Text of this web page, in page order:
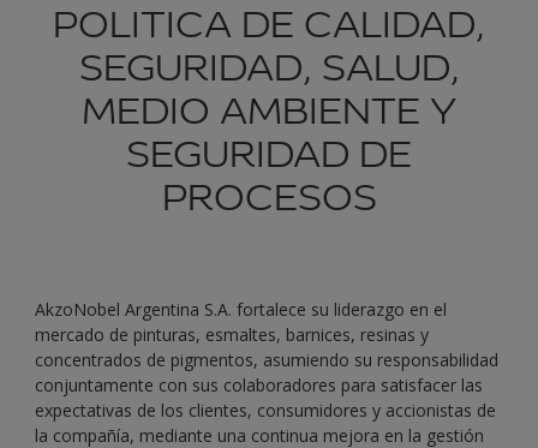
POLITICA DE CALIDAD,
SEGURIDAD, SALUD,
MEDIO AMBIENTE Y
SEGURIDAD DE
PROCESOS
AkzoNobel Argentina S.A. fortalece su liderazgo en el
mercado de pinturas, esmaltes, barnices, resinas y
concentrados de pigmentos, asumiendo su responsabilidad
conjuntamente con sus colaboradores para satisfacer las
expectativas de los clientes, consumidores y accionistas de
la compañía, mediante una continua mejora en la gestión